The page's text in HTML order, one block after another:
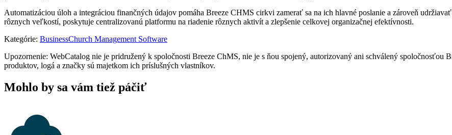
Automatizáciou úloh a integráciou finančných údajov pomáha Breeze CHMS cirkvi zamerať sa na ich hlavné poslanie a zároveň
rôznych veľkostí, poskytuje centralizovanú platformu na riadenie rôznych aktivít a zlepšenie celkovej organizačnej efektívnosti.
Kategórie: BusinessChurch Management Software
Upozornenie: WebCatalog nie je pridružený k spoločnosti Breeze ChMS, nie je s ňou spojený, autorizovaný ani schválený spoločnosťou
produktov, logá a značky sú majetkom ich príslušných vlastníkov.
Mohlo by sa vám tiež páčiť